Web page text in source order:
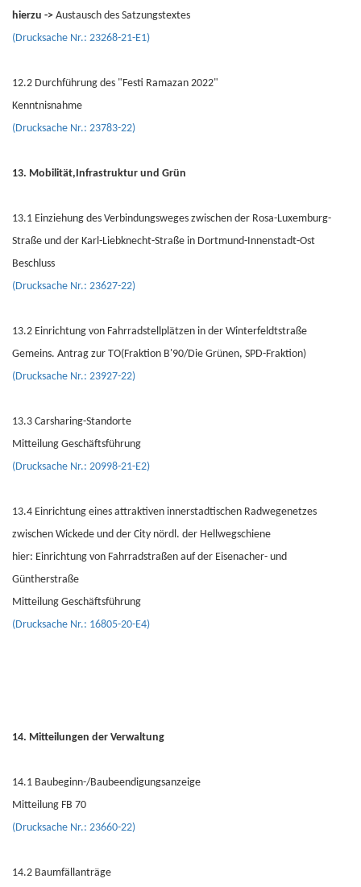
hierzu -> Austausch des Satzungstextes
(Drucksache Nr.: 23268-21-E1)
12.2 Durchführung des "Festi Ramazan 2022"
Kenntnisnahme
(Drucksache Nr.: 23783-22)
13. Mobilität,Infrastruktur und Grün
13.1 Einziehung des Verbindungsweges zwischen der Rosa-Luxemburg-
Straße und der Karl-Liebknecht-Straße in Dortmund-Innenstadt-Ost
Beschluss
(Drucksache Nr.: 23627-22)
13.2 Einrichtung von Fahrradstellplätzen in der Winterfeldtstraße
Gemeins. Antrag zur TO(Fraktion B'90/Die Grünen, SPD-Fraktion)
(Drucksache Nr.: 23927-22)
13.3 Carsharing-Standorte
Mitteilung Geschäftsführung
(Drucksache Nr.: 20998-21-E2)
13.4 Einrichtung eines attraktiven innerstadtischen Radwegenetzes
zwischen Wickede und der City nördl. der Hellwegschiene
hier: Einrichtung von Fahrradstraßen auf der Eisenacher- und
Güntherstraße
Mitteilung Geschäftsführung
(Drucksache Nr.: 16805-20-E4)
14. Mitteilungen der Verwaltung
14.1 Baubeginn-/Baubeendigungsanzeige
Mitteilung FB 70
(Drucksache Nr.: 23660-22)
14.2 Baumfällanträge